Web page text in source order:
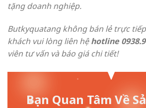
tặng doanh nghiệp.
Butkyquatang không bán lẻ trực
khách vui lòng liên hệhotline
viên tư vấn và báo giá chi tiết!
Bạn Quan Tâm Về